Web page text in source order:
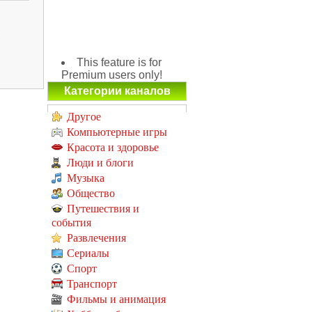
This feature is for
Premium users only!
Категории каналов
Другое
Компьютерные игры
Красота и здоровье
Люди и блоги
Музыка
Общество
Путешествия и
события
Развлечения
Сериалы
Спорт
Транспорт
Фильмы и анимация